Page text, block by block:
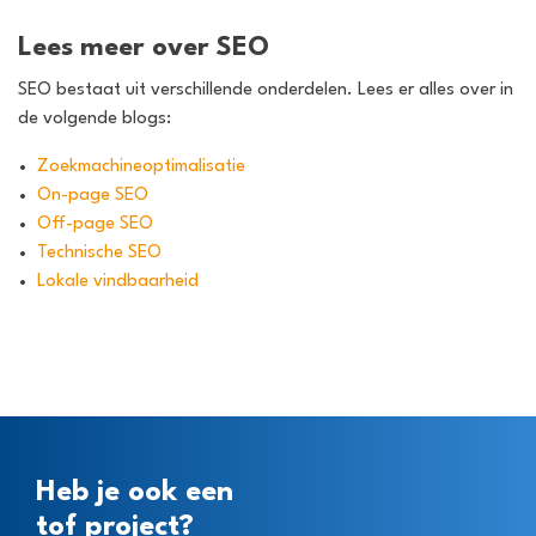
Lees meer over SEO
SEO bestaat uit verschillende onderdelen. Lees er alles over in
de volgende blogs:
Zoekmachineoptimalisatie
On-page SEO
Off-page SEO
Technische SEO
Lokale vindbaarheid
Heb je ook een
tof project?